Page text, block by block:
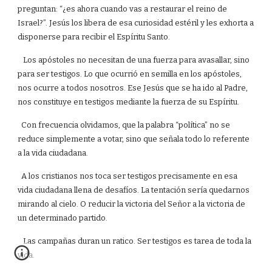
preguntan: “¿es ahora cuando vas a restaurar el reino de
Israel?”. Jesús los libera de esa curiosidad estéril y les exhorta a
disponerse para recibir el Espíritu Santo.
Los apóstoles no necesitan de una fuerza para avasallar, sino
para ser testigos. Lo que ocurrió en semilla en los apóstoles,
nos ocurre a todos nosotros. Ese Jesús que se ha ido al Padre,
nos constituye en testigos mediante la fuerza de su Espíritu.
Con frecuencia olvidamos, que la palabra “política” no se
reduce simplemente a votar, sino que señala todo lo referente
a la vida ciudadana.
A los cristianos nos toca ser testigos precisamente en esa
vida ciudadana llena de desafíos. La tentación sería quedarnos
mirando al cielo. O reducir la victoria del Señor a la victoria de
un determinado partido.
Las campañas duran un ratico. Ser testigos es tarea de toda la
vida.